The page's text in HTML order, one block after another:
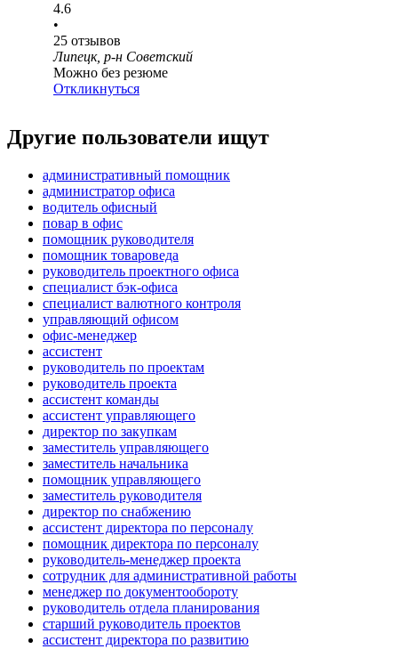
4.6
•
25 отзывов
Липецк, р-н Советский
Можно без резюме
Откликнуться
Другие пользователи ищут
административный помощник
администратор офиса
водитель офисный
повар в офис
помощник руководителя
помощник товароведа
руководитель проектного офиса
специалист бэк-офиса
специалист валютного контроля
управляющий офисом
офис-менеджер
ассистент
руководитель по проектам
руководитель проекта
ассистент команды
ассистент управляющего
директор по закупкам
заместитель управляющего
заместитель начальника
помощник управляющего
заместитель руководителя
директор по снабжению
ассистент директора по персоналу
помощник директора по персоналу
руководитель-менеджер проекта
сотрудник для административной работы
менеджер по документообороту
руководитель отдела планирования
старший руководитель проектов
ассистент директора по развитию